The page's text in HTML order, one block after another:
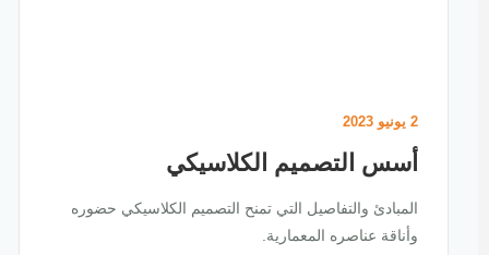
أسس التصميم الكلاسيكي
المبادئ والتفاصيل التي تمنح التصميم الكلاسيكي حضوره
وأناقة عناصره المعمارية.